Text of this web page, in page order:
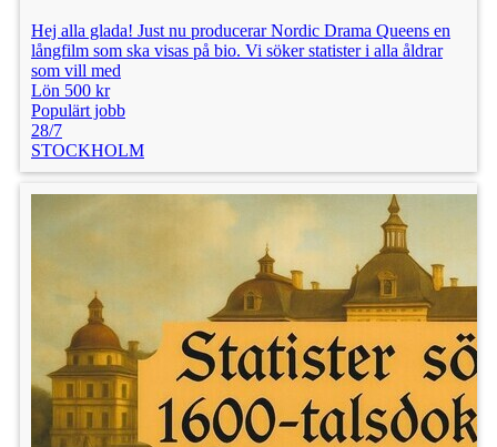
Hej alla glada! Just nu producerar Nordic Drama Queens en
långfilm som ska visas på bio. Vi söker statister i alla åldrar
som vill med
Lön 500 kr
Populärt jobb
28/7
STOCKHOLM